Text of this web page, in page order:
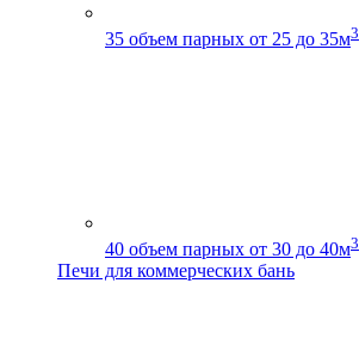
35 объем парных от 25 до 35м3
40 объем парных от 30 до 40м3
Печи для коммерческих бань